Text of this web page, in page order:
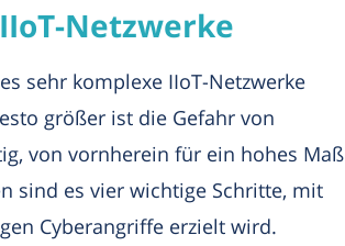
Netzwerke
sehr komplexe IIoT-Netzwerke
größer ist die Gefahr von
von vornherein für ein hohes Maß
sind es vier wichtige Schritte, mit
Cyberangriffe erzielt wird.